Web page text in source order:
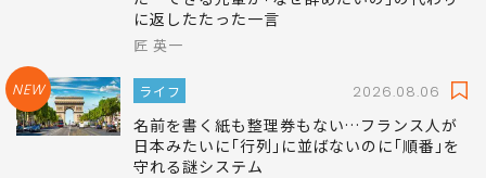
に返したたった一言
匠 英一
NEW ライフ 2026.08.06
名前を書く紙も整理券もない…フランス人が
日本みたいに｢行列｣に並ばないのに｢順番｣を
守れる謎システム